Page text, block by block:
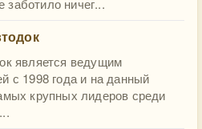
ничег...
является ведущим
с 1998 года и на данный
крупных лидеров среди